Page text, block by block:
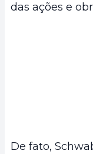
das ações e
De fato,